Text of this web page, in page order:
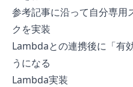
参考記事に沿って自分専用
クを実装
Lambdaとの連携後に「有
うになる
Lambda実装